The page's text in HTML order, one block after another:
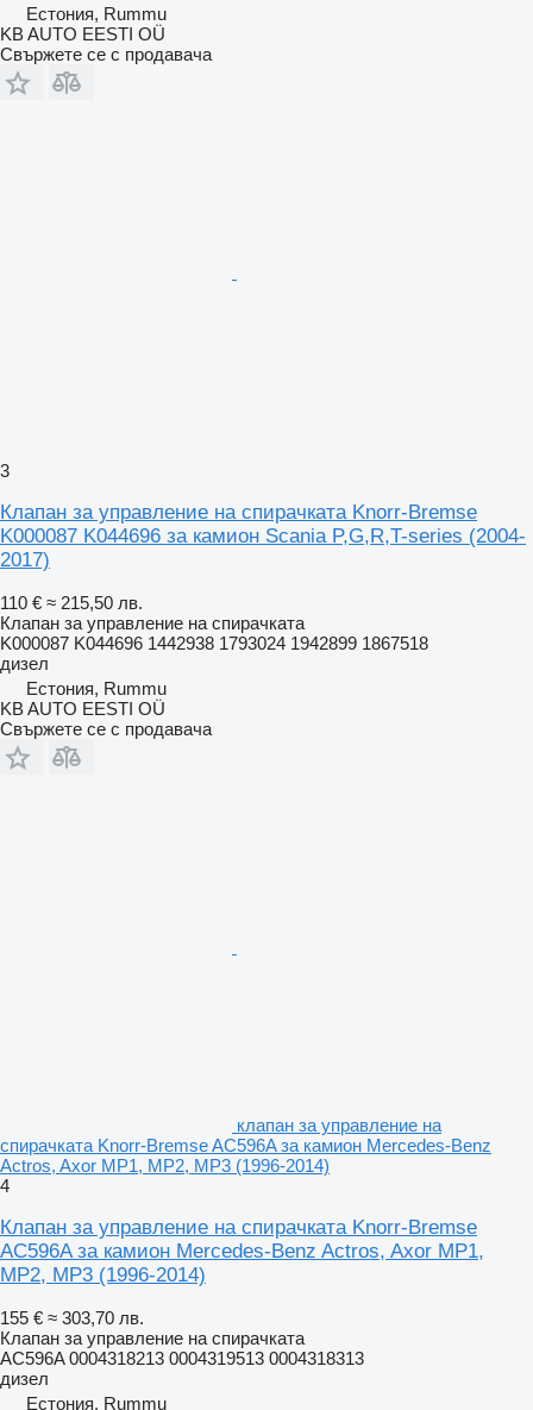
Естония, Rummu
KB AUTO EESTI OÜ
Свържете се с продавача
3
Клапан за управление на спирачката Knorr-Bremse
K000087 K044696 за камион Scania P,G,R,T-series (2004-
2017)
110 € ≈ 215,50 лв.
Клапан за управление на спирачката
K000087 K044696 1442938 1793024 1942899 1867518
дизел
Естония, Rummu
KB AUTO EESTI OÜ
Свържете се с продавача
клапан за управление на
спирачката Knorr-Bremse AC596A за камион Mercedes-Benz
Actros, Axor MP1, MP2, MP3 (1996-2014)
4
Клапан за управление на спирачката Knorr-Bremse
AC596A за камион Mercedes-Benz Actros, Axor MP1,
MP2, MP3 (1996-2014)
155 € ≈ 303,70 лв.
Клапан за управление на спирачката
AC596A 0004318213 0004319513 0004318313
дизел
Естония, Rummu